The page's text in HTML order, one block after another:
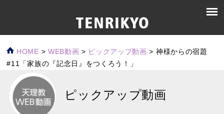
HOME > WEB動画 > ピックアップ動画 > 神様からの宿題
#11「家族の『記念日』をつくろう！」
ピックアップ動画